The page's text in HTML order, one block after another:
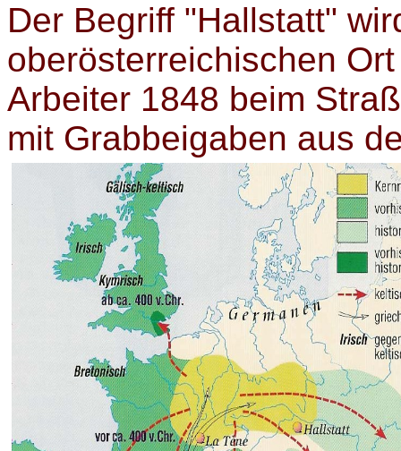
Der Begriff "Hallstatt"
oberösterreichischen
Arbeiter 1848 beim
mit Grabbeigaben aus